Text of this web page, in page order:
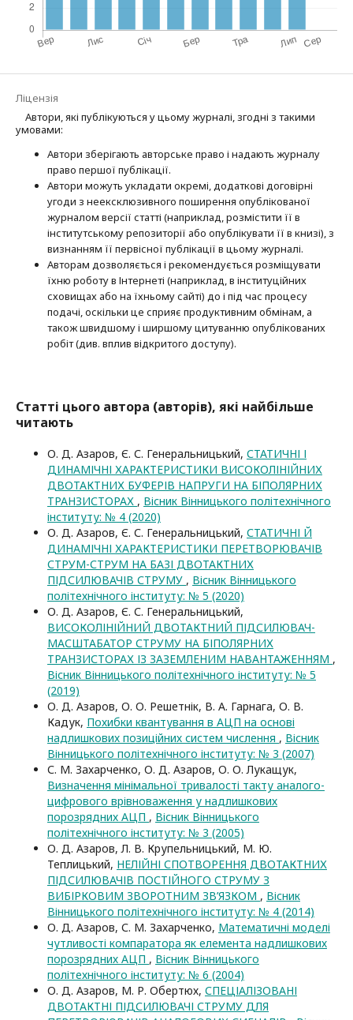
Ліцензія
Автори, які публікуються у цьому журналі, згодні з такими
умовами:
Автори зберігають авторське право і надають журналу
право першої публі­кації.
Автори можуть укладати окремі, додат­кові договірні
угоди з неексклюзив­ного поширення опублікованої
журналом версії статті (наприклад, розмістити її в
інститутському репозиторії або опубліку­вати її в книзі), з
визнанням її первісної публікації в цьому журналі.
Авторам дозволяється і рекомендується розміщувати
їхню роботу в Інтернеті (наприклад, в інституційних
сховищах або на їхньому сайті) до і під час процесу
подачі, оскільки це сприяє продуктивним обмінам, а
також швидшому і ширшому цитуванню опубліко­ва­них
робіт (див. вплив відкритого доступу).
Статті цього автора (авторів), які найбільше
читають
О. Д. Азаров, Є. С. Генеральницький, СТАТИЧНІ І
ДИНАМІЧНІ ХАРАКТЕРИСТИКИ ВИСОКОЛІНІЙНИХ
ДВОТАКТНИХ БУФЕРІВ НАПРУГИ НА БІПОЛЯРНИХ
ТРАНЗИСТОРАХ , Вісник Вінницького політехнічного
інституту: № 4 (2020)
О. Д. Азаров, Є. С. Генеральницький, СТАТИЧНІ Й
ДИНАМІЧНІ ХАРАКТЕРИСТИКИ ПЕРЕТВОРЮВАЧІВ
СТРУМ-СТРУМ НА БАЗІ ДВОТАКТНИХ
ПІДСИЛЮВАЧІВ СТРУМУ , Вісник Вінницького
політехнічного інституту: № 5 (2020)
О. Д. Азаров, Є. С. Генеральницький,
ВИСОКОЛІНІЙНИЙ ДВОТАКТНИЙ ПІДСИЛЮВАЧ-
МАСШТАБАТОР СТРУМУ НА БІПОЛЯРНИХ
ТРАНЗИСТОРАХ ІЗ ЗАЗЕМЛЕНИМ НАВАНТАЖЕННЯМ ,
Вісник Вінницького політехнічного інституту: № 5
(2019)
О. Д. Азаров, О. О. Решетнік, В. А. Гарнага, О. В.
Кадук, Похибки квантування в АЦП на основі
надлишкових позиційних систем числення , Вісник
Вінницького політехнічного інституту: № 3 (2007)
С. М. Захарченко, О. Д. Азаров, О. О. Лукащук,
Визначення мінімальної тривалості такту аналого-
цифрового врівноваження у надлишкових
порозрядних АЦП , Вісник Вінницького
політехнічного інституту: № 3 (2005)
О. Д. Азаров, Л. В. Крупельницький, М. Ю.
Теплицький, НЕЛІЙНІ СПОТВОРЕННЯ ДВОТАКТНИХ
ПІДСИЛЮВАЧІВ ПОСТІЙНОГО СТРУМУ З
ВИБІРКОВИМ ЗВОРОТНИМ ЗВ’ЯЗКОМ , Вісник
Вінницького політехнічного інституту: № 4 (2014)
О. Д. Азаров, С. М. Захарченко, Математичні моделі
чутливості компаратора як елемента надлишкових
порозрядних АЦП , Вісник Вінницького
політехнічного інституту: № 6 (2004)
О. Д. Азаров, М. Р. Обертюх, СПЕЦІАЛІЗОВАНІ
ДВОТАКТНІ ПІДСИЛЮВАЧІ СТРУМУ ДЛЯ